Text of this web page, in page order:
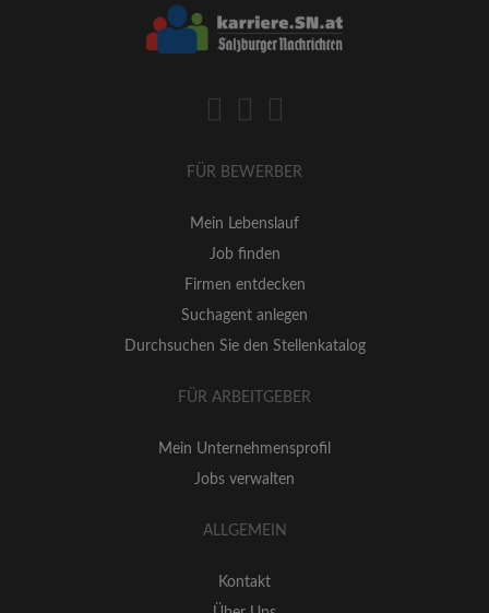
FÜR BEWERBER
Mein Lebenslauf
Job finden
Firmen entdecken
Suchagent anlegen
Durchsuchen Sie den Stellenkatalog
FÜR ARBEITGEBER
Mein Unternehmensprofil
Jobs verwalten
ALLGEMEIN
Kontakt